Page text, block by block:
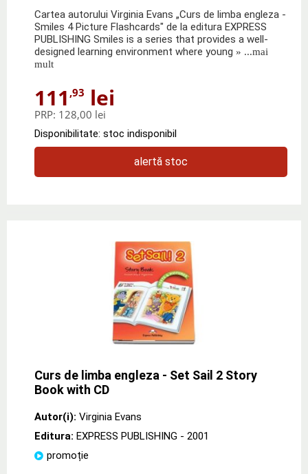
Cartea autorului Virginia Evans „Curs de limba engleza -
Smiles 4 Picture Flashcards" de la editura EXPRESS
PUBLISHING Smiles is a series that provides a well-
designed learning environment where young » ...mai
mult
111 ,93 lei
PRP: 128,00 lei
Disponibilitate: stoc indisponibil
alertă stoc
Curs de limba engleza - Set Sail 2 Story
Book with CD
Autor(i): Virginia Evans
Editura: EXPRESS PUBLISHING - 2001
promoție